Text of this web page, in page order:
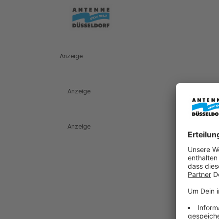
Anzeige
Anzeige
Anzeige